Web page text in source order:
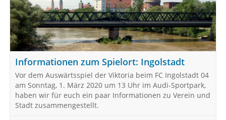
Informationen zum Spielort: Ingolstadt
Vor dem Auswärtsspiel der Viktoria beim FC Ingolstadt 04
am Sonntag, 1. März 2020 um 13 Uhr im Audi-Sportpark,
haben wir für euch ein paar Informationen zu Verein und
Stadt zusammengestellt.